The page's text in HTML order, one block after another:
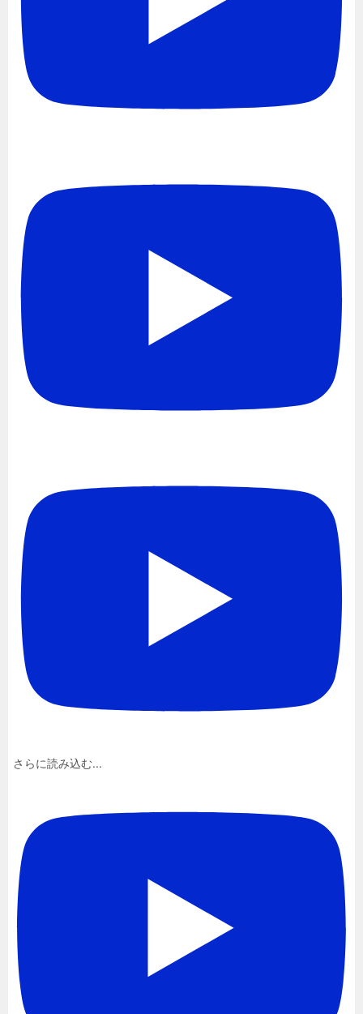
さらに読み込む...